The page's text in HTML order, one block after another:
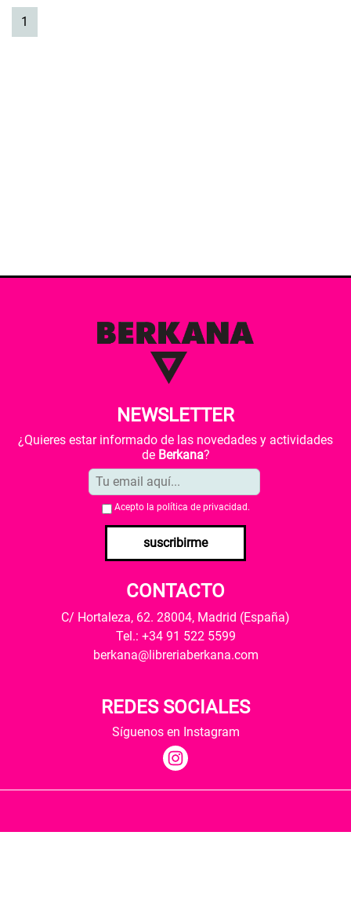
1
NEWSLETTER
¿Quieres estar informado de las novedades y actividades
de Berkana?
Acepto la política de privacidad .
suscribirme
CONTACTO
C/ Hortaleza, 62. 28004, Madrid (España)
Tel.: +34 91 522 5599
berkana@libreriaberkana.com
REDES SOCIALES
Síguenos en Instagram